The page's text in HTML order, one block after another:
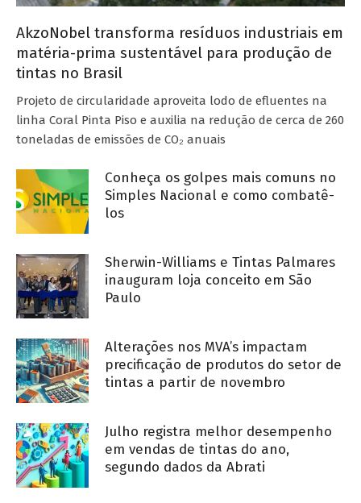
AkzoNobel transforma resíduos industriais em
matéria-prima sustentável para produção de
tintas no Brasil
Projeto de circularidade aproveita lodo de efluentes na
linha Coral Pinta Piso e auxilia na redução de cerca de 260
toneladas de emissões de CO₂ anuais
Conheça os golpes mais comuns no
Simples Nacional e como combatê-
los
Sherwin-Williams e Tintas Palmares
inauguram loja conceito em São
Paulo
Alterações nos MVA’s impactam
precificação de produtos do setor de
tintas a partir de novembro
Julho registra melhor desempenho
em vendas de tintas do ano,
segundo dados da Abrati